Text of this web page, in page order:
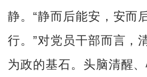
静。“静而后能安，安而
行。”对党员干部而言，
为政的基石。头脑清醒